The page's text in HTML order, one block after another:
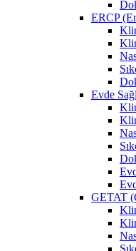
ERCP
Evde
GETAT